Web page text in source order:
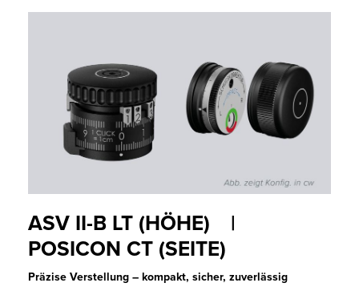
ASV II-B LT (HÖHE) |
POSICON CT (SEITE)
Präzise Verstellung – kompakt, sicher, zuverlässig